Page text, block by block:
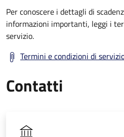
Per conoscere i dettagli di
informazioni importanti, leggi i
servizio.
Termini e condizioni di
Contatti